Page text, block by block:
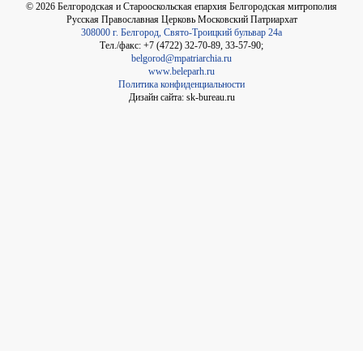
© 2026 Белгородская и Старооскольская епархия Белгородская митрополия
Русская Православная Церковь Московский Патриархат
308000 г. Белгород, Свято-Троицкий бульвар 24а
Тел./факс: +7 (4722) 32-70-89, 33-57-90;
belgorod@mpatriarchia.ru
www.beleparh.ru
Политика конфиденциальности
Дизайн сайта: sk-bureau.ru